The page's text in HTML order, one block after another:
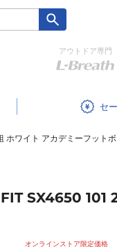
アウトドア専門
セ
ホワイト アカデミーフット
SX4650 101
オンラインストア限定価格